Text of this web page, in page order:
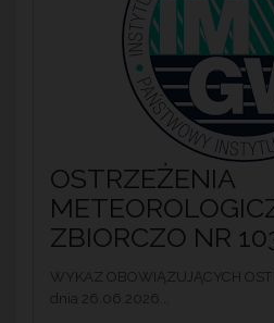
OSTRZEŻENIA
ZBIORCZO NR
WYKAZ OBOWIĄZUJĄCYCH
dnia 26.06.2026...